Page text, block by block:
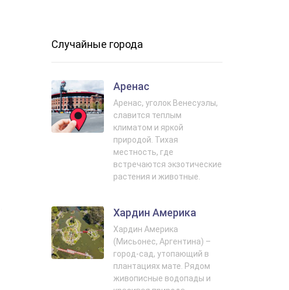
Случайные города
Аренас
Аренас, уголок Венесуэлы,
славится теплым
климатом и яркой
природой. Тихая
местность, где
встречаются экзотические
растения и животные.
Хардин Америка
Хардин Америка
(Мисьонес, Аргентина) –
город-сад, утопающий в
плантациях мате. Рядом
живописные водопады и